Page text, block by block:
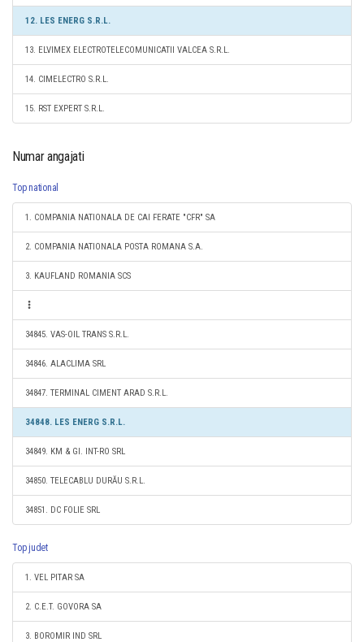
12. LES ENERG S.R.L.
13. ELVIMEX ELECTROTELECOMUNICATII VALCEA S.R.L.
14. CIMELECTRO S.R.L.
15. RST EXPERT S.R.L.
Numar angajati
Top national
1. COMPANIA NATIONALA DE CAI FERATE "CFR" SA
2. COMPANIA NATIONALA POSTA ROMANA S.A.
3. KAUFLAND ROMANIA SCS
34845. VAS-OIL TRANS S.R.L.
34846. ALACLIMA SRL
34847. TERMINAL CIMENT ARAD S.R.L.
34848. LES ENERG S.R.L.
34849. KM & GI. INT-RO SRL
34850. TELECABLU DURĂU S.R.L.
34851. DC FOLIE SRL
Top judet
1. VEL PITAR SA
2. C.E.T. GOVORA SA
3. BOROMIR IND SRL